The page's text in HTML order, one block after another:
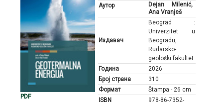
PDF
Аутор
Dejan Milenić,
Ana Vranješ
Издавач
Beograd :
Univerzitet u
Beogradu,
Rudarsko-
geološki fakultet
Година
2026
Број страна
310
Формат
Štampa - 26 cm
ISBN
978-86-7352-